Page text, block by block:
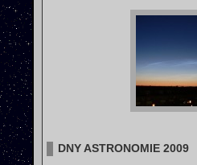
DNY ASTRONOMIE 2009